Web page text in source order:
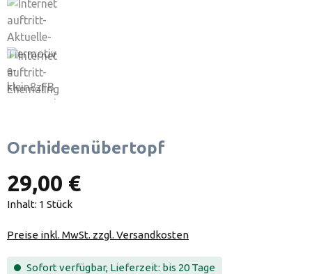
Orchideenübertopf
29,00 €
Inhalt: 1 Stück
Preise inkl. MwSt. zzgl. Versandkosten
Sofort verfügbar, Lieferzeit: bis 20 Tage